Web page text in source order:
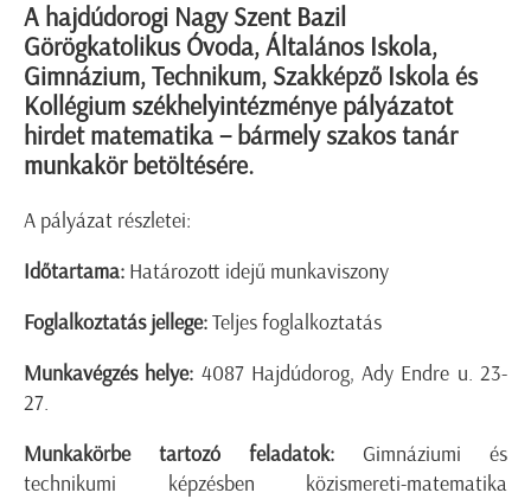
A hajdúdorogi Nagy Szent Bazil
Görögkatolikus Óvoda, Általános Iskola,
Gimnázium, Technikum, Szakképző Iskola és
Kollégium székhelyintézménye pályázatot
hirdet matematika – bármely szakos tanár
munkakör betöltésére.
A pályázat részletei:
Időtartama: Határozott idejű munkaviszony
Foglalkoztatás jellege:Teljes foglalkoztatás
Munkavégzés helye: 4087 Hajdúdorog, Ady Endre u. 23-
27.
Munkakörbe tartozó feladatok: Gimnáziumi és
technikumi képzésben közismereti-matematika